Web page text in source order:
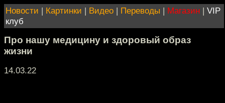
Новости | Картинки | Видео | Переводы | Магазин | VIP
клуб
Про нашу медицину и здоровый образ
жизни
14.03.22